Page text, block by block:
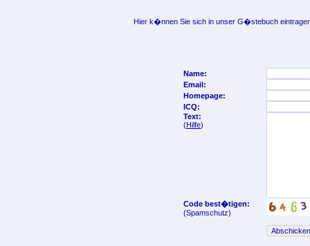
Hier k�nnen Sie sich in unser G�stebuch
Name:
Email:
Homepage:
ICQ:
Text:
(Hilfe)
Code best�tigen:
(Spamschutz)